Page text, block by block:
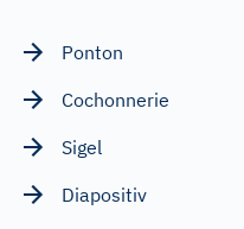
Ponton
Cochonnerie
Sigel
Diapositiv